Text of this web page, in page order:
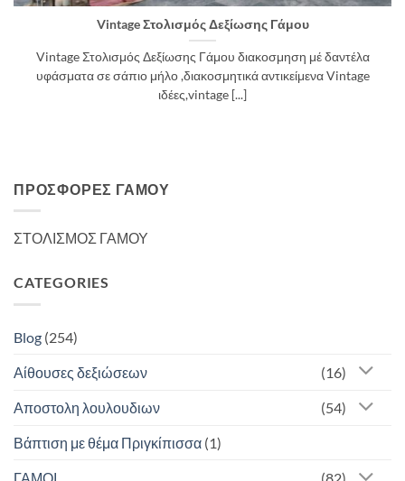
Vintage Στολισμός Δεξίωσης Γάμου
Vintage Στολισμός Δεξίωσης Γάμου διακοσμηση μέ δαντέλα
υφάσματα σε σάπιο μήλο ,διακοσμητικά αντικείμενα Vintage
ιδέες,vintage [...]
ΠΡΟΣΦΟΡΈΣ ΓΆΜΟΥ
ΣΤΟΛΙΣΜΟΣ ΓΑΜΟΥ
CATEGORIES
Blog (254)
Αίθουσες δεξιώσεων (16)
Αποστολη λουλουδιων (54)
Βάπτιση με θέμα Πριγκίπισσα (1)